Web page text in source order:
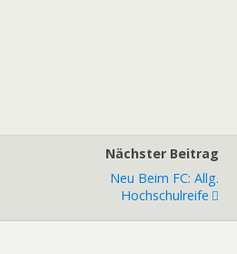
Nächster Beitrag
Neu Beim FC: Allg.
Hochschulreife